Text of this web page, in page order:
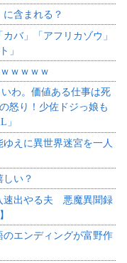
含まれる？
バ」「アフリカゾウ」
」
ｗｗｗｗ
わ。価値ある仕事は死
怒り！少佐ドジっ娘も
えに異世界迷宮を一人
い？
速出やる夫 悪魔異聞録
のエンディングが富野作